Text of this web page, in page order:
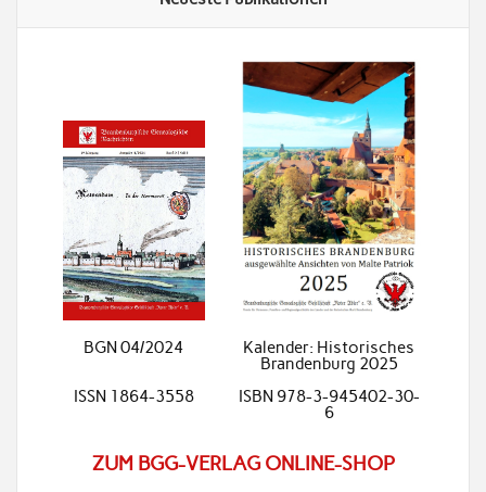
BGN 04/2024
Kalender: Historisches
Brandenburg 2025
ISSN 1864-3558
ISBN 978-3-945402-30-
6
ZUM BGG-VERLAG ONLINE-SHOP